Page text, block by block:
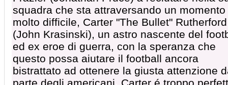
squadra che sta attraversando un momento
molto difficile, Carter "The Bullet" Rutherford
(John Krasinski), un astro nascente del
ed ex eroe di guerra, con la speranza che
questo possa aiutare il football ancora
bistrattato ad ottenere la giusta attenzione